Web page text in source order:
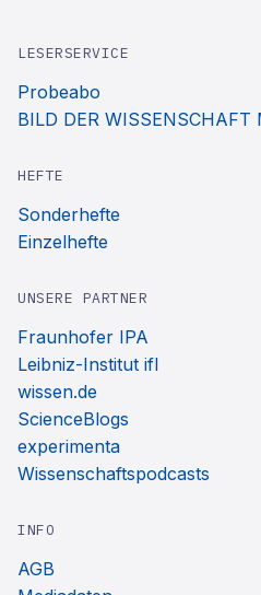
LESERSERVICE
Probeabo
BILD DER WISSENSCHAFT
HEFTE
Sonderhefte
Einzelhefte
UNSERE PARTNER
Fraunhofer IPA
Leibniz-Institut ifl
wissen.de
ScienceBlogs
experimenta
Wissenschaftspodcasts
INFO
AGB